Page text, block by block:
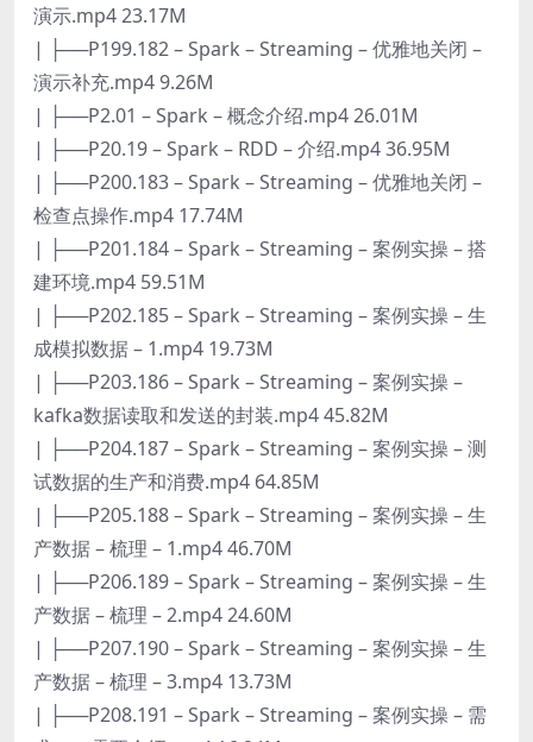
演示.mp4 23.17M
| ├──P199.182 – Spark – Streaming – 优雅地关闭 –
演示补充.mp4 9.26M
| ├──P2.01 – Spark – 概念介绍.mp4 26.01M
| ├──P20.19 – Spark – RDD – 介绍.mp4 36.95M
| ├──P200.183 – Spark – Streaming – 优雅地关闭 –
检查点操作.mp4 17.74M
| ├──P201.184 – Spark – Streaming – 案例实操 – 搭
建环境.mp4 59.51M
| ├──P202.185 – Spark – Streaming – 案例实操 – 生
成模拟数据 – 1.mp4 19.73M
| ├──P203.186 – Spark – Streaming – 案例实操 –
kafka数据读取和发送的封装.mp4 45.82M
| ├──P204.187 – Spark – Streaming – 案例实操 – 测
试数据的生产和消费.mp4 64.85M
| ├──P205.188 – Spark – Streaming – 案例实操 – 生
产数据 – 梳理 – 1.mp4 46.70M
| ├──P206.189 – Spark – Streaming – 案例实操 – 生
产数据 – 梳理 – 2.mp4 24.60M
| ├──P207.190 – Spark – Streaming – 案例实操 – 生
产数据 – 梳理 – 3.mp4 13.73M
| ├──P208.191 – Spark – Streaming – 案例实操 – 需